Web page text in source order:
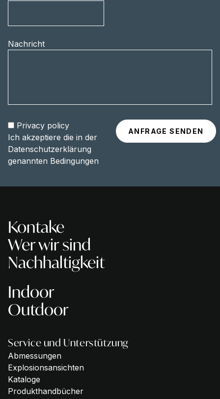
Nachricht
Privacy policy
Ich akzeptiere die in der
Datenschutzerklärung
genannten Bedingungen
Kontake
Wer wir sind
Nachhaltigkeit
Indoor
Outdoor
Service und Unterstützung
Abmessungen
Explosionsansichten
Kataloge
Produkthandbücher